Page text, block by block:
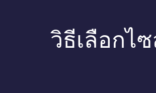
วิธีเลือกไ